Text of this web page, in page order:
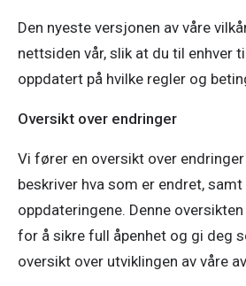
Den nyeste versjonen av våre
nettsiden vår, slik at du til enhver
oppdatert på hvilke regler og
Oversikt over endringer
Vi fører en oversikt over endringer
beskriver hva som er endret,
oppdateringene. Denne
for å sikre full åpenhet og gi deg
oversikt over utviklingen av våre